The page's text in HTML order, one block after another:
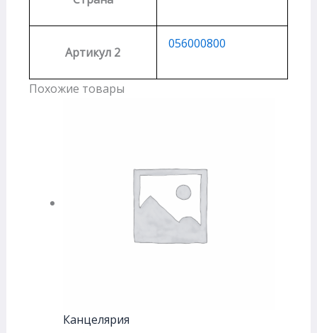
Артикул 2
056000800
Похожие товары
Канцелярия